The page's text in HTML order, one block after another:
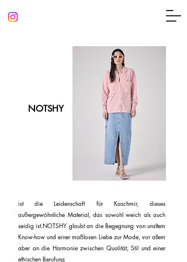
NOTSHY
ist die Leidenschaft für Kaschmir, dieses
außergewöhnliche Material, das sowohl weich als auch
seidig ist.NOTSHY glaubt an die Begegnung von uraltem
Know-how und einer maßlosen Liebe zur Mode, vor allem
aber an die Harmonie zwischen Qualität, Stil und einer
ethischen Berufung